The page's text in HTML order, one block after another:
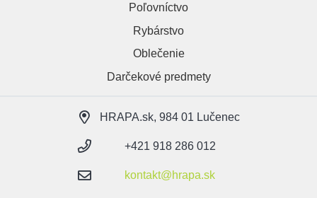
Poľovníctvo
Rybárstvo
Oblečenie
Darčekové predmety
HRAPA.sk, 984 01 Lučenec
+421 918 286 012
kontakt@hrapa.sk